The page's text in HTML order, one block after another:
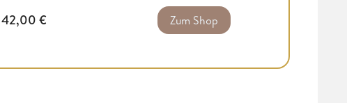
42,00 € Zum Shop